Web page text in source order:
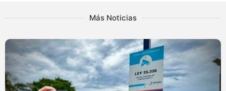
Más Noticias